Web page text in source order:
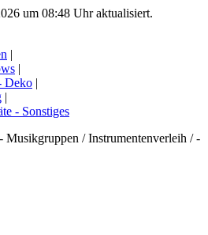
um 08:48 Uhr aktualisiert.
|
|
Deko |
|
- Sonstiges
/ Instrumentenverleih / -